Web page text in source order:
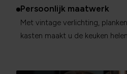
Persoonlijk maatwerk
Met vintage verlichting,
kasten maakt u de keuken